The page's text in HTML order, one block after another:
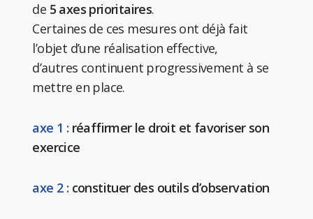
de 5 axes prioritaires.
Certaines de ces mesures ont déjà fait
l’objet d’une réalisation effective,
d’autres continuent progressivement à se
mettre en place.
axe 1 : réaffirmer le droit et favoriser son
exercice
axe 2 : constituer des outils d’observation